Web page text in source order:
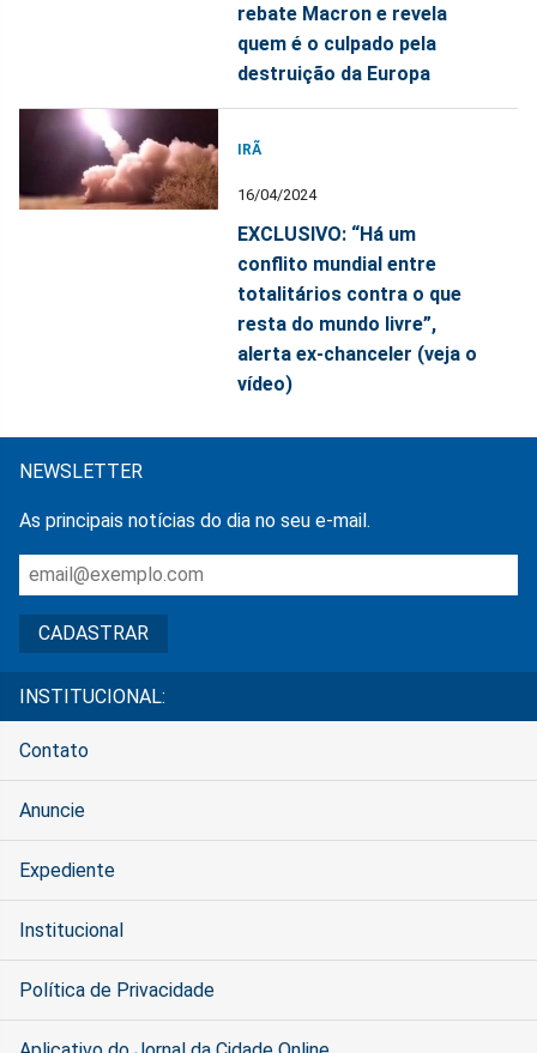
rebate Macron e revela
quem é o culpado pela
destruição da Europa
IRÃ
16/04/2024
EXCLUSIVO: “Há um
conflito mundial entre
totalitários contra o que
resta do mundo livre”,
alerta ex-chanceler (veja o
vídeo)
NEWSLETTER
As principais notícias do dia no seu e-mail.
INSTITUCIONAL:
Contato
Anuncie
Expediente
Institucional
Política de Privacidade